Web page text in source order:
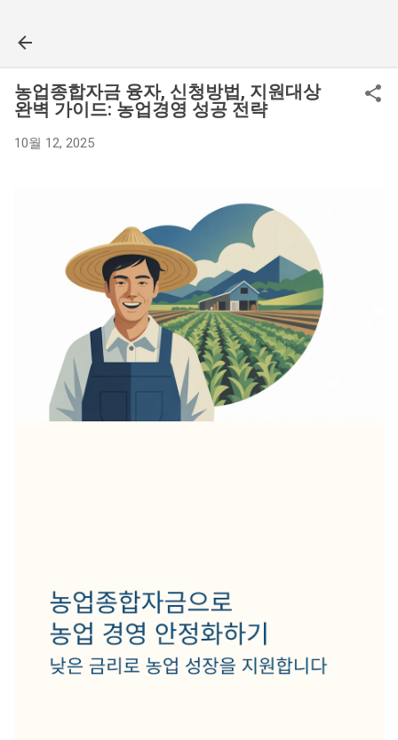
농업종합자금 융자, 신청방법, 지원대상
완벽 가이드: 농업경영 성공 전략
10월 12, 2025